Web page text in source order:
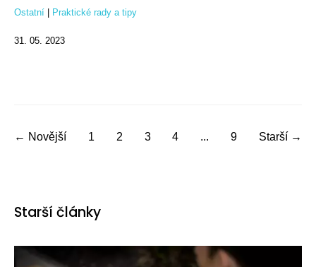
Ostatní Praktické rady a tipy
31. 05. 2023
← Novější 1 2 3 4 ... 9 Starší →
Starší články